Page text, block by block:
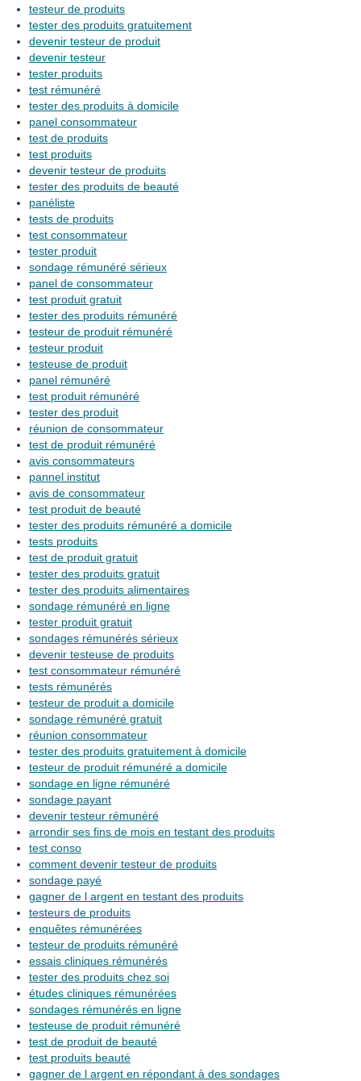
testeur de produits
tester des produits gratuitement
devenir testeur de produit
devenir testeur
tester produits
test rémunéré
tester des produits à domicile
panel consommateur
test de produits
test produits
devenir testeur de produits
tester des produits de beauté
panéliste
tests de produits
test consommateur
tester produit
sondage rémunéré sérieux
panel de consommateur
test produit gratuit
tester des produits rémunéré
testeur de produit rémunéré
testeur produit
testeuse de produit
panel rémunéré
test produit rémunéré
tester des produit
réunion de consommateur
test de produit rémunéré
avis consommateurs
pannel institut
avis de consommateur
test produit de beauté
tester des produits rémunéré a domicile
tests produits
test de produit gratuit
tester des produits gratuit
tester des produits alimentaires
sondage rémunéré en ligne
tester produit gratuit
sondages rémunérés sérieux
devenir testeuse de produits
test consommateur rémunéré
tests rémunérés
testeur de produit a domicile
sondage rémunéré gratuit
réunion consommateur
tester des produits gratuitement à domicile
testeur de produit rémunéré a domicile
sondage en ligne rémunéré
sondage payant
devenir testeur rémunéré
arrondir ses fins de mois en testant des produits
test conso
comment devenir testeur de produits
sondage payé
gagner de l argent en testant des produits
testeurs de produits
enquêtes rémunérées
testeur de produits rémunéré
essais cliniques rémunérés
tester des produits chez soi
études cliniques rémunérées
sondages rémunérés en ligne
testeuse de produit rémunéré
test de produit de beauté
test produits beauté
gagner de l argent en répondant à des sondages